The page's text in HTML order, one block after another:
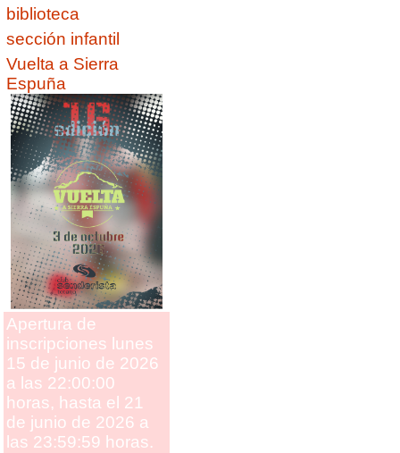
biblioteca
sección infantil
Vuelta a Sierra
Espuña
Apertura de
inscripciones lunes
15 de junio de 2026
a las 22:00:00
horas, hasta el 21
de junio de 2026 a
las 23:59:59 horas.